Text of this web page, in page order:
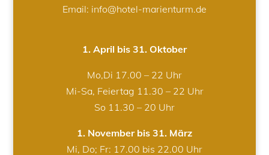
Email: info@hotel-marienturm.de
1. April bis 31. Oktober
Mo,Di 17.00 – 22 Uhr
Mi-Sa, Feiertag 11.30 – 22 Uhr
So 11.30 – 20 Uhr
1. November bis 31. März
Mi, Do; Fr: 17.00 bis 22.00 Uhr